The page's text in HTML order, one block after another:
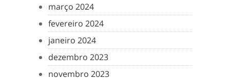
março 2024
fevereiro 2024
janeiro 2024
dezembro 2023
novembro 2023